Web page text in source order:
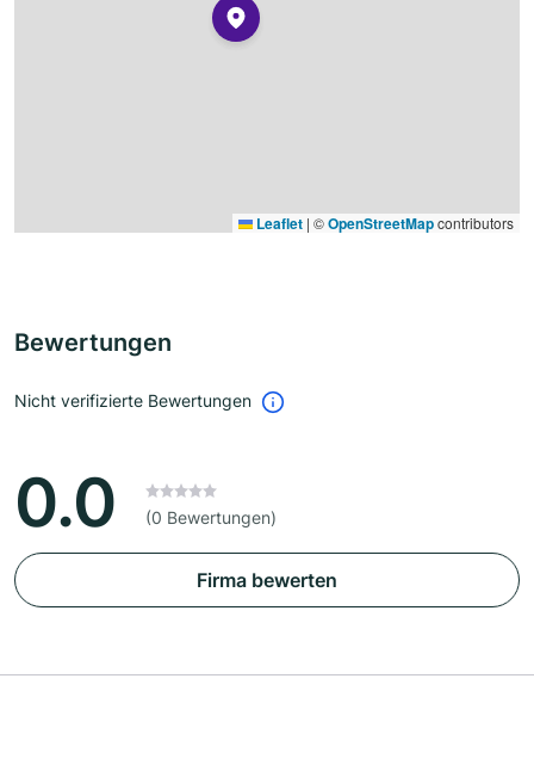
Leaflet | ©OpenStreetMapcontributors
Bewertungen
Nicht verifizierte Bewertungen
0.0 (0 Bewertungen)
Firma bewerten